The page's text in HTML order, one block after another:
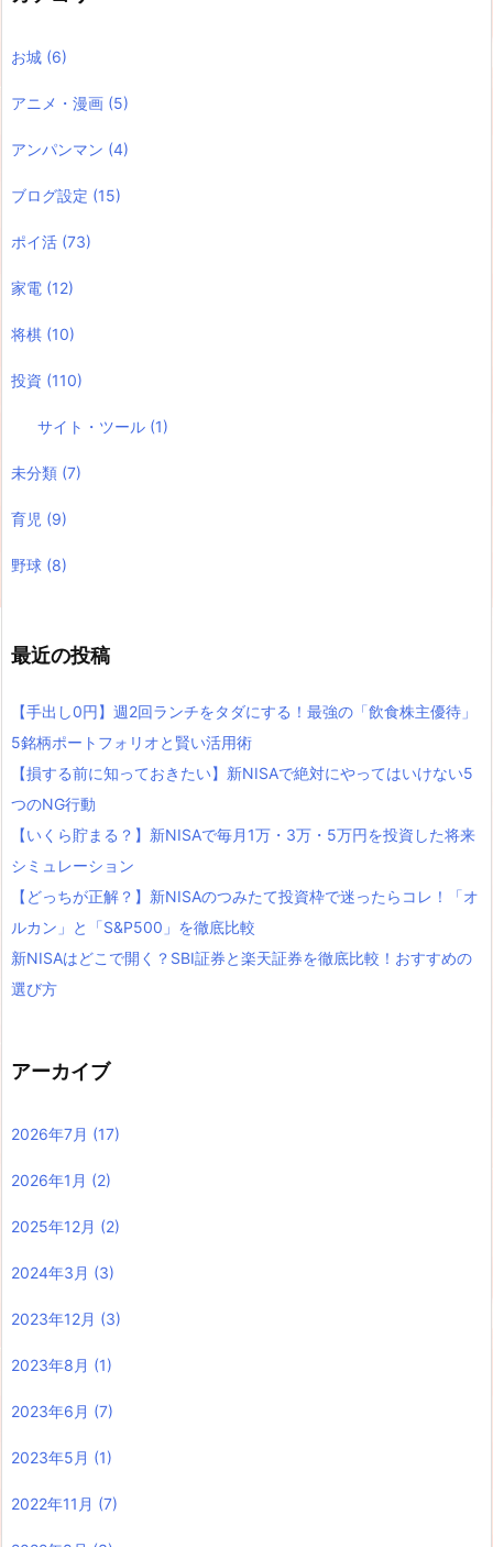
お城 (6)
アニメ・漫画 (5)
アンパンマン (4)
ブログ設定 (15)
ポイ活 (73)
家電 (12)
将棋 (10)
投資 (110)
サイト・ツール (1)
未分類 (7)
育児 (9)
野球 (8)
最近の投稿
【手出し0円】週2回ランチをタダにする！最強の「飲食株主優待」
5銘柄ポートフォリオと賢い活用術
【損する前に知っておきたい】新NISAで絶対にやってはいけない5
つのNG行動
【いくら貯まる？】新NISAで毎月1万・3万・5万円を投資した将来
シミュレーション
【どっちが正解？】新NISAのつみたて投資枠で迷ったらコレ！「オ
ルカン」と「S&P500」を徹底比較
新NISAはどこで開く？SBI証券と楽天証券を徹底比較！おすすめの
選び方
アーカイブ
2026年7月 (17)
2026年1月 (2)
2025年12月 (2)
2024年3月 (3)
2023年12月 (3)
2023年8月 (1)
2023年6月 (7)
2023年5月 (1)
2022年11月 (7)